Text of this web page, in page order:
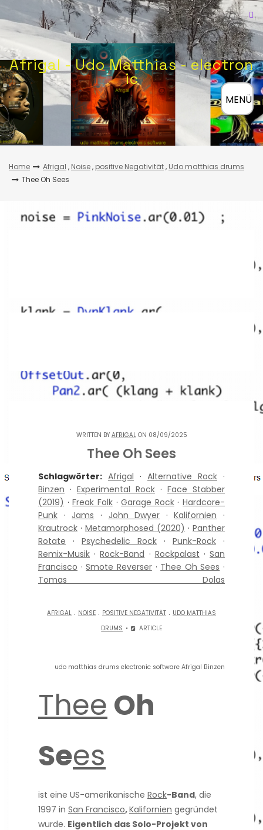
to
content
Afrigal - Udo Matthias - electron
ic
Home Afrigal , Noise, positive Negativität, Udo matthias drums
Thee Oh Sees
≡
WRITTEN BY AFRIGALON 08/09/2025
Thee Oh Sees
Schlagwörter: Afrigal · Alternative Rock ·
Binzen · Experimental Rock · Face Stabber
(2019) ·Freak Folk·Garage Rock· Hardcore-
Punk · Jams · John Dwyer ·Kalifornien ·
Krautrock · Metamorphosed (2020) · Panther
Rotate · Psychedelic Rock · Punk-Rock ·
Remix-Musik ·Rock-Band · Rockpalast ·San
Francisco ·Smote Reverser· Thee Oh Sees ·
Tomas Dolas
AFRIGAL . NOISE . POSITIVE NEGATIVITÄT . UDO MATTHIAS
DRUMS
ARTICLE
udo matthias drums electronic software Afrigal Binzen
Thee Oh
Sees
ist eine US-amerikanische Rock-Band, die
1997 in San Francisco,Kalifornien gegründet
wurde. Eigentlich das Solo-Projekt von
MENÜ